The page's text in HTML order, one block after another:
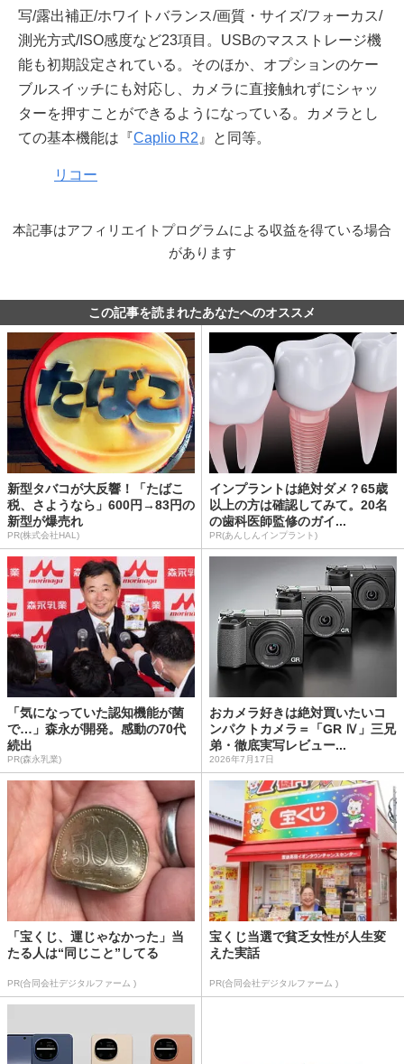
写/露出補正/ホワイトバランス/画質・サイズ/フォーカス/
測光方式/ISO感度など23項目。USBのマスストレージ機
能も初期設定されている。そのほか、オプションのケー
ブルスイッチにも対応し、カメラに直接触れずにシャッ
ターを押すことができるようになっている。カメラとし
ての基本機能は『Caplio R2 』と同等。
リコー
本記事はアフィリエイトプログラムによる収益を得ている場合
があります
この記事を読まれたあなたへのオススメ
新型タバコが大反響！「たばこ
税、さようなら」600円→83円の
新型が爆売れ
PR(株式会社HAL)
インプラントは絶対ダメ？65歳
以上の方は確認してみて。20名
の歯科医師監修のガイ...
PR(あんしんインプラント)
「気になっていた認知機能が菌
で…」森永が開発。感動の70代
続出
PR(森永乳業)
おカメラ好きは絶対買いたいコ
ンパクトカメラ＝「GR Ⅳ」三兄
弟・徹底実写レビュー...
2026年7月17日
「宝くじ、運じゃなかった」当
たる人は“同じこと”してる
PR(合同会社デジタルファーム )
宝くじ当選で貧乏女性が人生変
えた実話
PR(合同会社デジタルファーム )